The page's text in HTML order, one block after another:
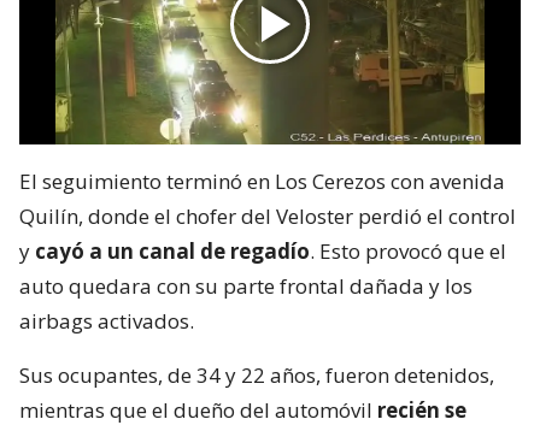
El seguimiento terminó en Los Cerezos con avenida
Quilín, donde el chofer del Veloster perdió el control
y cayó a un canal de regadío. Esto provocó que el
auto quedara con su parte frontal dañada y los
airbags activados.
Sus ocupantes, de 34 y 22 años, fueron detenidos,
mientras que el dueño del automóvil recién se